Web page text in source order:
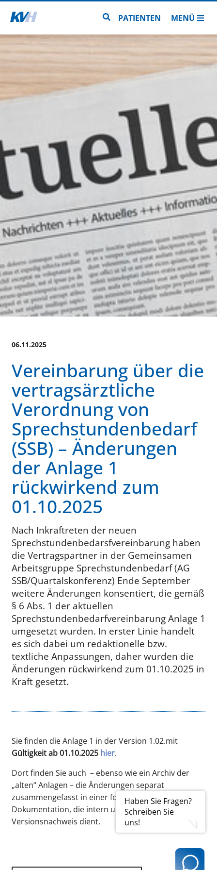
Zur Startseite Zur Seitensuche
PATIENTEN MENÜ
Haben Sie Fragen?
Schreiben Sie
uns!
06.11.2025
Vereinbarung über die
vertragsärztliche
Verordnung von
Sprechstundenbedarf
(SSB) – Änderungen
der Anlage 1
rückwirkend zum
01.10.2025
Nach Inkraftreten der neuen
Sprechstundenbedarsfvereinbarung haben
die Vertragspartner in der Gemeinsamen
Arbeitsgruppe Sprechstundenbedarf (AG
SSB/Quartalskonferenz) Ende September
weitere Änderungen konsentiert, die gemäß
§ 6 Abs. 1 der aktuellen
Sprechstundenbedarfvereinbarung Anlage 1
umgesetzt wurden. In erster Linie handelt
es sich dabei um redaktionelle bzw.
textliche Anpassungen, daher wurden die
Änderungen rückwirkend zum 01.10.2025 in
Kraft gesetzt.
Sie finden die Anlage 1 in der Version 1.02.mit
Gültigkeit ab 01.10.2025 hier.
Dort finden Sie auch – ebenso wie ein Archiv der
„alten“ Anlagen – die Änderungen separat
zusammengefasst in einer fortlaufenden
Dokumentation, die intern und extern gleichzeitig als
Versionsnachweis dient.